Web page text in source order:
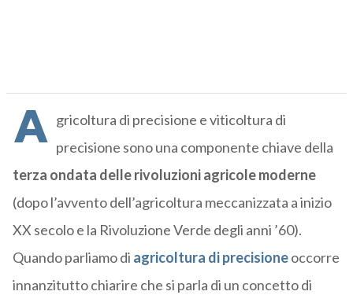
A gricoltura di precisione e viticoltura di
precisione sono una componente chiave della
terza ondata delle rivoluzioni agricolemoderne
(dopo l’avvento dell’agricoltura meccanizzata a inizio
XX secolo e la Rivoluzione Verde degli anni ’60).
Quando parliamo di agricoltura di precisioneoccorre
innanzitutto chiarire che si parla di un concetto di